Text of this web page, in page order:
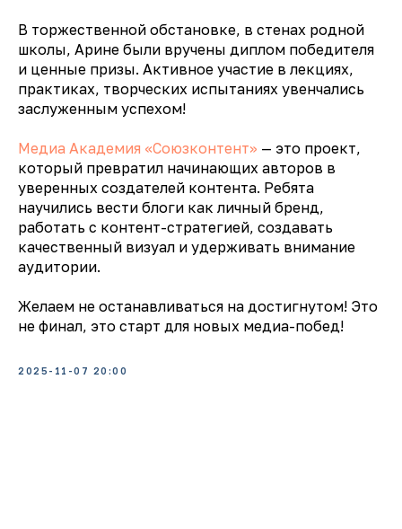
В торжественной обстановке, в стенах родной
школы, Арине были вручены диплом победителя
и ценные призы. Активное участие в лекциях,
практиках, творческих испытаниях увенчались
заслуженным успехом!
Медиа Академия «Союзконтент» — это проект,
который превратил начинающих авторов в
уверенных создателей контента. Ребята
научились вести блоги как личный бренд,
работать с контент-стратегией, создавать
качественный визуал и удерживать внимание
аудитории.
️Желаем не останавливаться на достигнутом! Это
не финал, это старт для новых медиа-побед!
2025-11-07 20:00